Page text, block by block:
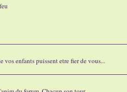
vos enfants puissent etre fier de vous...